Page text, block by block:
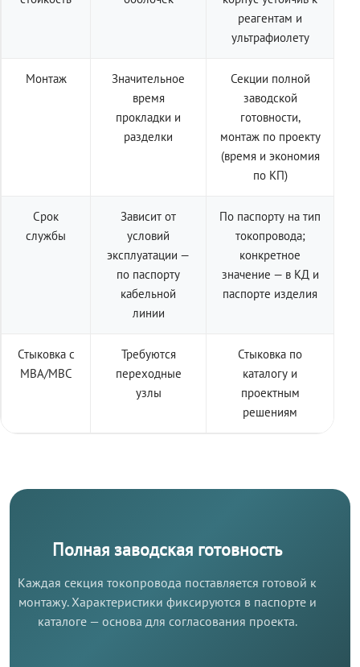
реагентам и
ультрафиолету
Монтаж
Значительное
время
прокладки и
разделки
Секции полной
заводской
готовности,
монтаж по проекту
(время и экономия
по КП)
Срок
службы
Зависит от
условий
эксплуатации —
по паспорту
кабельной
линии
По паспорту на тип
токопровода;
конкретное
значение — в КД и
паспорте изделия
Стыковка с
МВА/МВС
Требуются
переходные
узлы
Стыковка по
каталогу и
проектным
решениям
Полная заводская готовность
Каждая секция токопровода поставляется готовой к
монтажу. Характеристики фиксируются в паспорте и
каталоге — основа для согласования проекта.